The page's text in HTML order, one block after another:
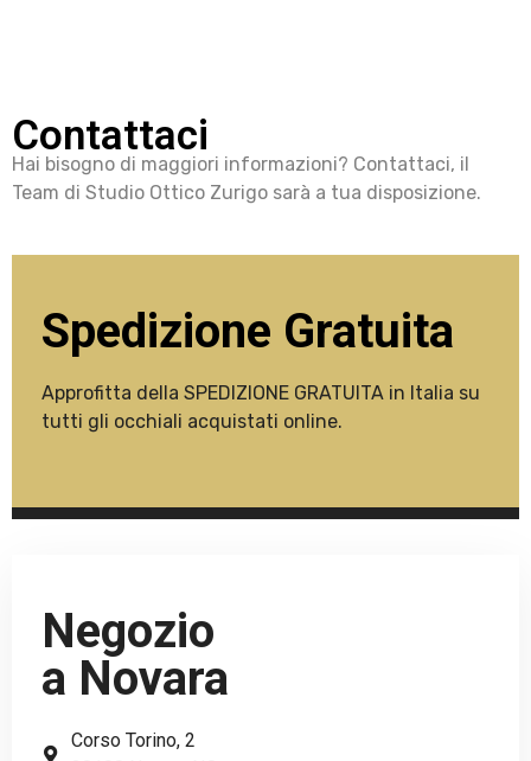
Contattaci
Hai bisogno di maggiori informazioni? Contattaci, il
Team di Studio Ottico Zurigo sarà a tua disposizione.
Spedizione Gratuita
Approfitta della SPEDIZIONE GRATUITA in Italia su
tutti gli occhiali acquistati online.
Negozio
a Novara
Corso Torino, 2